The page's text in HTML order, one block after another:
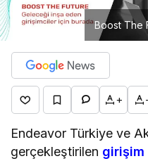
Boost The
+
Endeavor Türkiye ve
gerçekleştirilen girişim